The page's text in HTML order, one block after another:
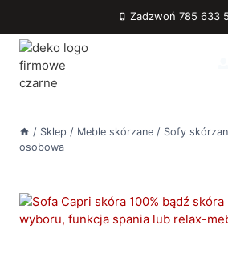
treści
Zadzwoń 785 633
/ Sklep / Meble skórzane / Sofy
osobowa